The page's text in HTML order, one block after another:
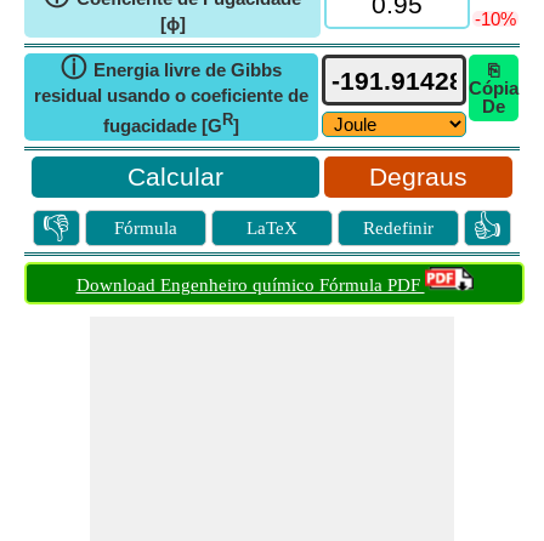
[ϕ]
-10%
ⓘ Energia livre de Gibbs
residual usando o coeficiente de
fugacidade [G R]
⎘
Cópia
De
Degraus
👎 Fórmula LaTeX Redefinir 👍
Download Engenheiro químico Fórmula PDF